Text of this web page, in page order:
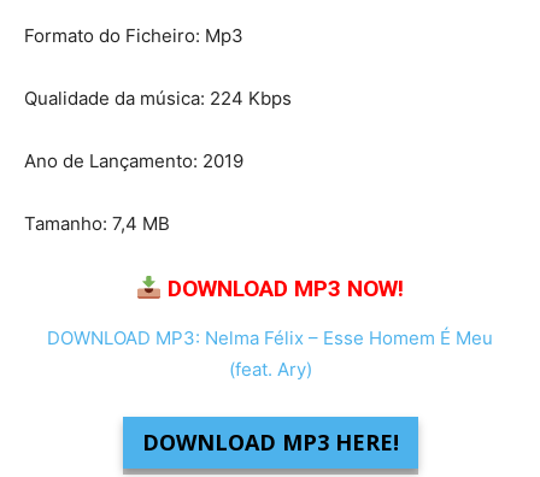
Formato do Ficheiro: Mp3
Qualidade da música: 224 Kbps
Ano de Lançamento: 2019
Tamanho: 7,4 MB
DOWNLOAD MP3 NOW!
DOWNLOAD MP3: Nelma Félix – Esse Homem É Meu
(feat. Ary)
DOWNLOAD MP3 HERE!